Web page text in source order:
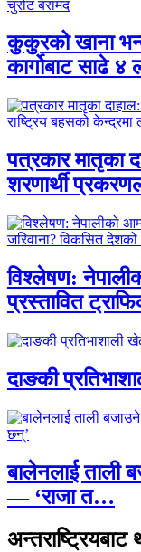
कुकुरको खाना
कार्गोबाट साढे
पत्रकार मातृका
शरणार्थी
विश्लेषण:
प्रस्तावित
दाङकी
बालेनलाई ताली
— ‘राजा त…
अन्तराष्ट्रियबाट